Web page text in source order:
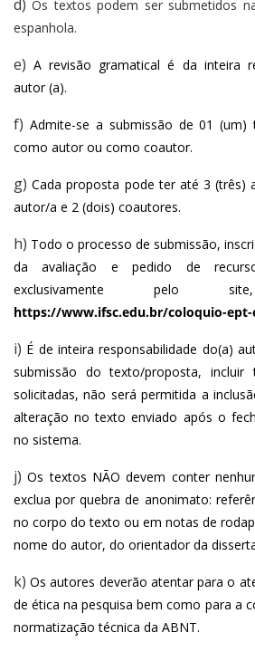
d)Os textos podem ser submetidos
espanhola.
e)A revisão gramatical é da inteira
autor (a).
f) Admite-se a submissão de 01 (um)
como autor ou como coautor.
g)Cada proposta pode ter até 3 (três)
autor/a e 2 (dois) coautores.
h) Todo o processo de submissão,
da avaliação e pedido de
https://www.ifsc.edu.br/coloquio-ept-
i) É de inteira responsabilidade do(a)
submissão do texto/proposta, incluir
solicitadas, não será permitida a
alteração no texto enviado após o
no sistema.
j)Os textos NÃO devem conter
exclua por quebra de anonimato:
no corpo do texto ou em notas de
nome do autor, do orientador da
k)Os autores deverão atentar para o
de ética na pesquisa bem como para a
normatização técnica da ABNT.